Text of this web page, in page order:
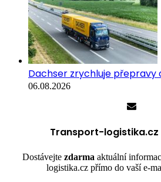
Dachser zrychluje přepravy
06.08.2026
Transport-logistika.cz
Dostávejte zdarma aktuální
logistika.cz přímo do vaší e-